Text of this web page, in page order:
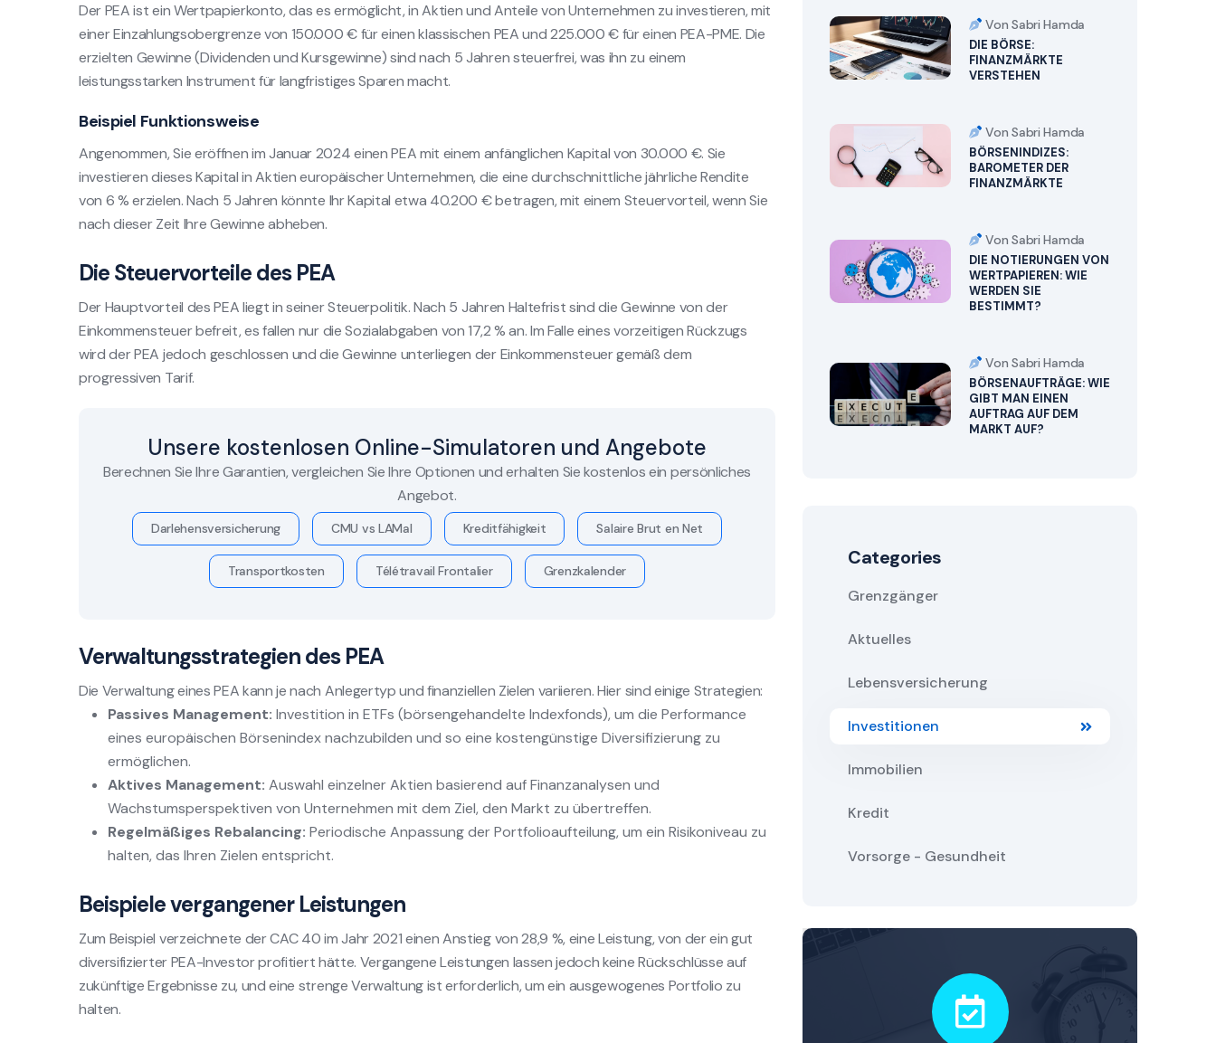
Der PEA ist ein Wertpapierkonto, das es ermöglicht, in Aktien und Anteile von Unternehmen zu investieren, mit
einer Einzahlungsobergrenze von 150.000 € für einen klassischen PEA und 225.000 € für einen PEA-PME. Die
erzielten Gewinne (Dividenden und Kursgewinne) sind nach 5 Jahren steuerfrei, was ihn zu einem
leistungsstarken Instrument für langfristiges Sparen macht.
Beispiel Funktionsweise
Angenommen, Sie eröffnen im Januar 2024 einen PEA mit einem anfänglichen Kapital von 30.000 €. Sie
investieren dieses Kapital in Aktien europäischer Unternehmen, die eine durchschnittliche jährliche Rendite
von 6 % erzielen. Nach 5 Jahren könnte Ihr Kapital etwa 40.200 € betragen, mit einem Steuervorteil, wenn Sie
nach dieser Zeit Ihre Gewinne abheben.
Die Steuervorteile des PEA
Der Hauptvorteil des PEA liegt in seiner Steuerpolitik. Nach 5 Jahren Haltefrist sind die Gewinne von der
Einkommensteuer befreit, es fallen nur die Sozialabgaben von 17,2 % an. Im Falle eines vorzeitigen Rückzugs
wird der PEA jedoch geschlossen und die Gewinne unterliegen der Einkommensteuer gemäß dem
progressiven Tarif.
Unsere kostenlosen Online-Simulatoren und Angebote
Berechnen Sie Ihre Garantien, vergleichen Sie Ihre Optionen und erhalten Sie kostenlos ein persönliches
Angebot.
Darlehensversicherung CMU vs LAMal Kreditfähigkeit Salaire Brut en Net
Transportkosten Télétravail Frontalier Grenzkalender
Verwaltungsstrategien des PEA
Die Verwaltung eines PEA kann je nach Anlegertyp und finanziellen Zielen variieren. Hier sind einige Strategien:
Passives Management: Investition in ETFs (börsengehandelte Indexfonds), um die Performance
eines europäischen Börsenindex nachzubilden und so eine kostengünstige Diversifizierung zu
ermöglichen.
Aktives Management: Auswahl einzelner Aktien basierend auf Finanzanalysen und
Wachstumsperspektiven von Unternehmen mit dem Ziel, den Markt zu übertreffen.
Regelmäßiges Rebalancing: Periodische Anpassung der Portfolioaufteilung, um ein Risikoniveau zu
halten, das Ihren Zielen entspricht.
Beispiele vergangener Leistungen
Zum Beispiel verzeichnete der CAC 40 im Jahr 2021 einen Anstieg von 28,9 %, eine Leistung, von der ein gut
diversifizierter PEA-Investor profitiert hätte. Vergangene Leistungen lassen jedoch keine Rückschlüsse auf
zukünftige Ergebnisse zu, und eine strenge Verwaltung ist erforderlich, um ein ausgewogenes Portfolio zu
halten.
Von Sabri Hamda
DIE BÖRSE:
FINANZMÄRKTE
VERSTEHEN
Von Sabri Hamda
BÖRSENINDIZES:
BAROMETER DER
FINANZMÄRKTE
Von Sabri Hamda
DIE NOTIERUNGEN VON
WERTPAPIEREN: WIE
WERDEN SIE
BESTIMMT?
Von Sabri Hamda
BÖRSENAUFTRÄGE: WIE
GIBT MAN EINEN
AUFTRAG AUF DEM
MARKT AUF?
Categories
Grenzgänger
Aktuelles
Lebensversicherung
Investitionen
Immobilien
Kredit
Vorsorge - Gesundheit